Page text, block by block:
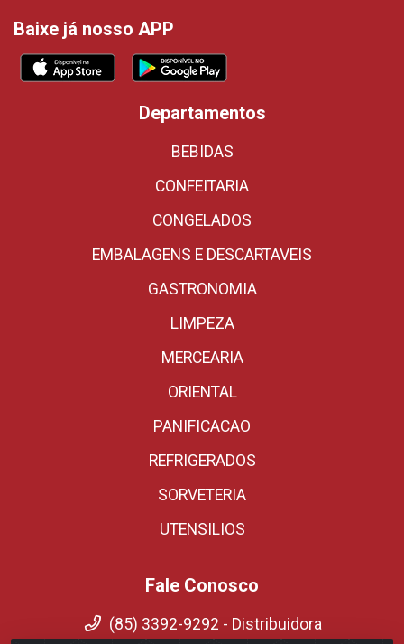
Baixe já nosso APP
Departamentos
BEBIDAS
CONFEITARIA
CONGELADOS
EMBALAGENS E DESCARTAVEIS
GASTRONOMIA
LIMPEZA
MERCEARIA
ORIENTAL
PANIFICACAO
REFRIGERADOS
SORVETERIA
UTENSILIOS
Fale Conosco
(85) 3392-9292 - Distribuidora